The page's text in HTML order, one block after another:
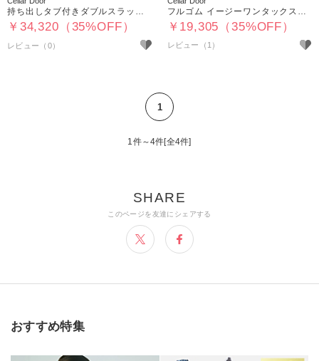
持ち出しタブ付きダブルスラックス
￥34,320（35%OFF）
フルゴム イージーワンタックスラックス
￥19,305（35%OFF）
レビュー（1）
1
1件～4件[全4件]
おすすめ特集